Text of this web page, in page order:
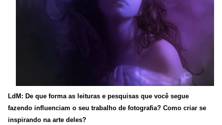
LdM: De que forma as leituras e pesquisas que você segue
fazendo influenciam o seu trabalho de fotografia? Como criar se
inspirando na arte deles?